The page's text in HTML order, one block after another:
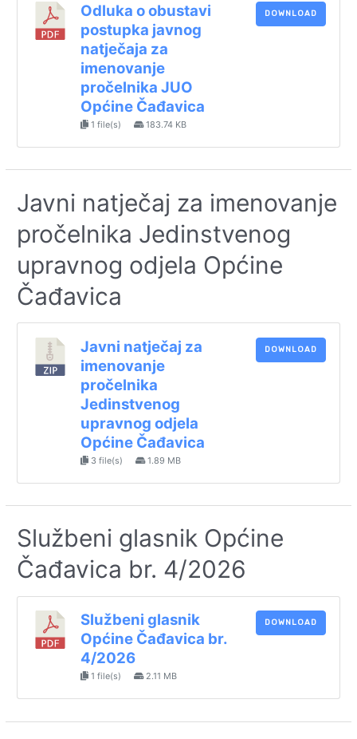
Odluka o obustavi
postupka javnog
natječaja za
imenovanje
pročelnika JUO
Općine Čađavica
1 file(s) 183.74 KB
DOWNLOAD
Javni natječaj za imenovanje
pročelnika Jedinstvenog
upravnog odjela Općine
Čađavica
Javni natječaj za
imenovanje
pročelnika
Jedinstvenog
upravnog odjela
Općine Čađavica
3 file(s) 1.89 MB
DOWNLOAD
Službeni glasnik Općine
Čađavica br. 4/2026
Službeni glasnik
Općine Čađavica br.
4/2026
1 file(s) 2.11 MB
DOWNLOAD